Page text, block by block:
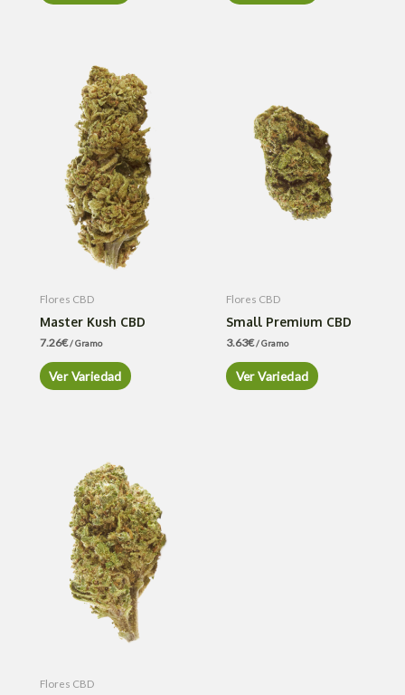
Flores CBD
Master Kush CBD
7.26€/ Gramo
Ver Variedad
Flores CBD
Small Premium CBD
3.63€/ Gramo
Ver Variedad
Flores CBD